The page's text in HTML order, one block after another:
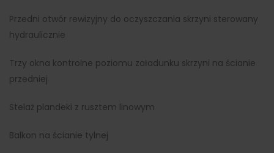
Przedni otwór rewizyjny do oczyszczania skrzyni sterowany
hydraulicznie
Trzy okna kontrolne poziomu załadunku skrzyni na ścianie
przedniej
Stelaż plandeki z rusztem linowym
Balkon na ścianie tylnej